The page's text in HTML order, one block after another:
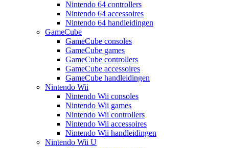
Nintendo 64 controllers
Nintendo 64 accessoires
Nintendo 64 handleidingen
GameCube
GameCube consoles
GameCube games
GameCube controllers
GameCube accessoires
GameCube handleidingen
Nintendo Wii
Nintendo Wii consoles
Nintendo Wii games
Nintendo Wii controllers
Nintendo Wii accessoires
Nintendo Wii handleidingen
Nintendo Wii U